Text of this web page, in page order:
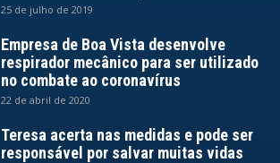
25 de julho de 2019
Empresa de Boa Vista desenvolve
respirador mecânico para ser utilizado
no combate ao coronavírus
22 de abril de 2020
Teresa acerta nas medidas e pode ser
responsável por salvar muitas vidas